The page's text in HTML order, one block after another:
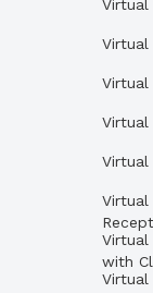
Virtual
Virtual
Virtual
Virtual
with
Virtual